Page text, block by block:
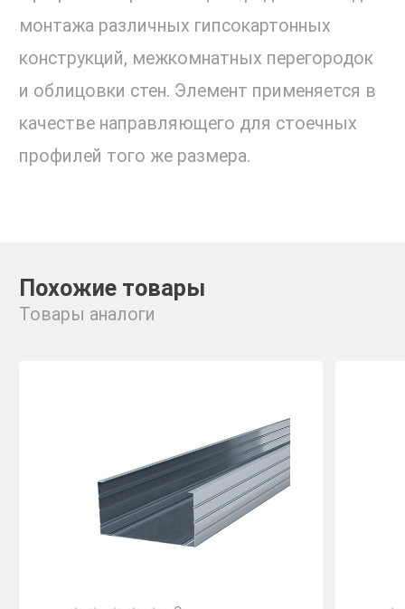
монтажа различных гипсокартонных
конструкций, межкомнатных перегородок
и облицовки стен. Элемент применяется в
качестве направляющего для стоечных
профилей того же размера.
Похожие товары
Товары аналоги